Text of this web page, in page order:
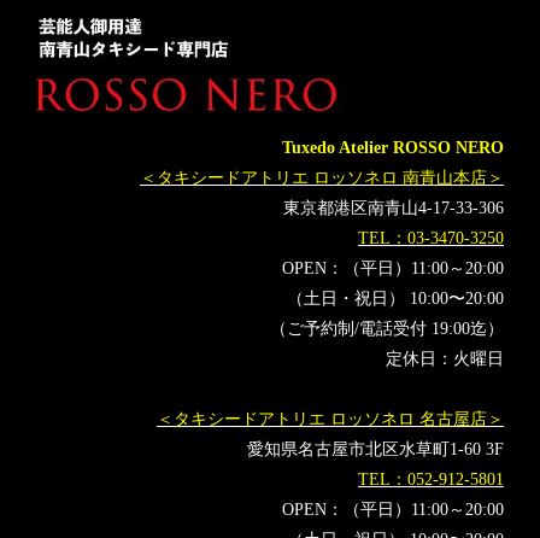
Tuxedo Atelier ROSSO NERO
＜タキシードアトリエ ロッソネロ 南青山本店＞
東京都港区南青山4-17-33-306
TEL：03-3470-3250
OPEN：（平日）11:00～20:00
（土日・祝日） 10:00〜20:00
（ご予約制/電話受付 19:00迄）
定休日：火曜日
＜タキシードアトリエ ロッソネロ 名古屋店＞
愛知県名古屋市北区水草町1-60 3F
TEL：052-912-5801
OPEN：（平日）11:00～20:00